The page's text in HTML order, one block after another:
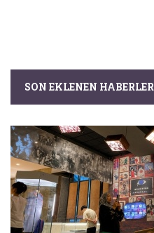
SON EKLENEN HABERLER